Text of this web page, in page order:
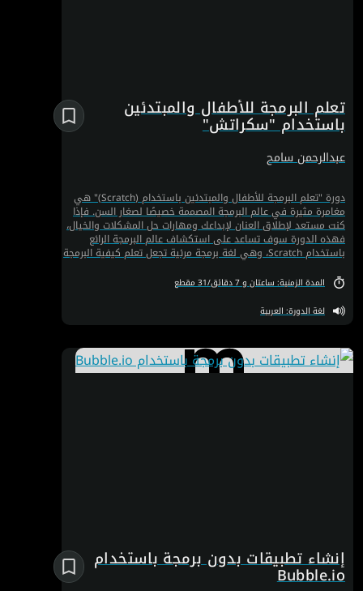
تعلم البرمجة للأطفال والمبتدئين
باستخدام "سكراتش"
عبدالرحمن سامح
دورة "تعلم البرمجة للأطفال والمبتدئين باستخدام (Scratch)" هي
مغامرة مثيرة في عالم البرمجة المصممة خصيصًا لصغار السن. فإذا
كنت مستعد لإطلاق العنان لإبداعك ومهارات حل المشكلات والخيال،
فهذه الدورة سوف تساعد على استكشاف عالم البرمجة الرائع
باستخدام Scratch، وهي لغة برمجة مرئية تجعل تعلم كيفية البرمجة
المدة الزمنية: ساعتان و 7 دقائق/31 مقطع
لغة الدورة: العربية
إنشاء تطبيقات بدون برمجة باستخدام
Bubble.io